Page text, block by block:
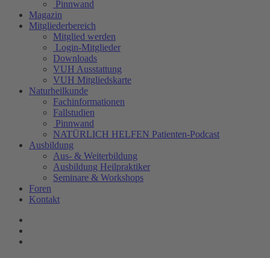
Pinnwand
Magazin
Mitgliederbereich
Mitglied werden
Login-Mitglieder
Downloads
VUH Ausstattung
VUH Mitgliedskarte
Naturheilkunde
Fachinformationen
Fallstudien
Pinnwand
NATÜRLICH HELFEN Patienten-Podcast
Ausbildung
Aus- & Weiterbildung
Ausbildung Heilpraktiker
Seminare & Workshops
Foren
Kontakt